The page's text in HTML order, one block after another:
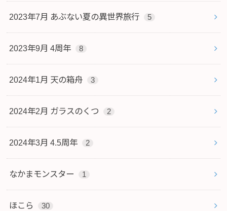
2023年7月 あぶない夏の異世界旅行 5
2023年9月 4周年 8
2024年1月 天の箱舟 3
2024年2月 ガラスのくつ 2
2024年3月 4.5周年 2
なかまモンスター 1
ほこら 30